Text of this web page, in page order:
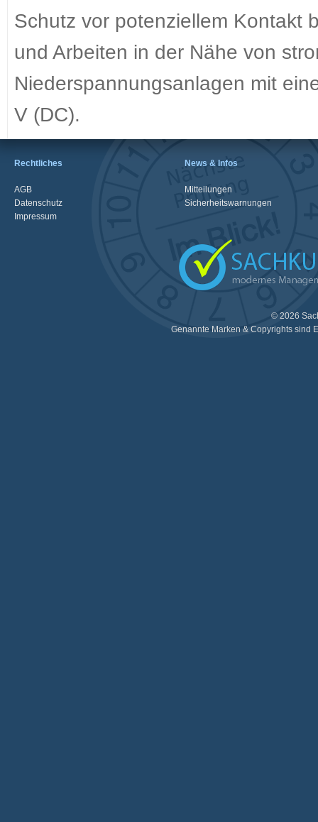
Schutz vor potenziellem Kontakt
und Arbeiten in der Nähe von
Niederspannungsanlagen mit
V (DC).
Rechtliches
AGB
Datenschutz
Impressum
News & Infos
Mitteilungen
Sicherheitswarnungen
© 2026
Genannte Marken & Copyrights sind